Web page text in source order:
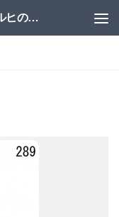
すてらーしぇる｜東方PROJECTとハルヒの二次創作サイト